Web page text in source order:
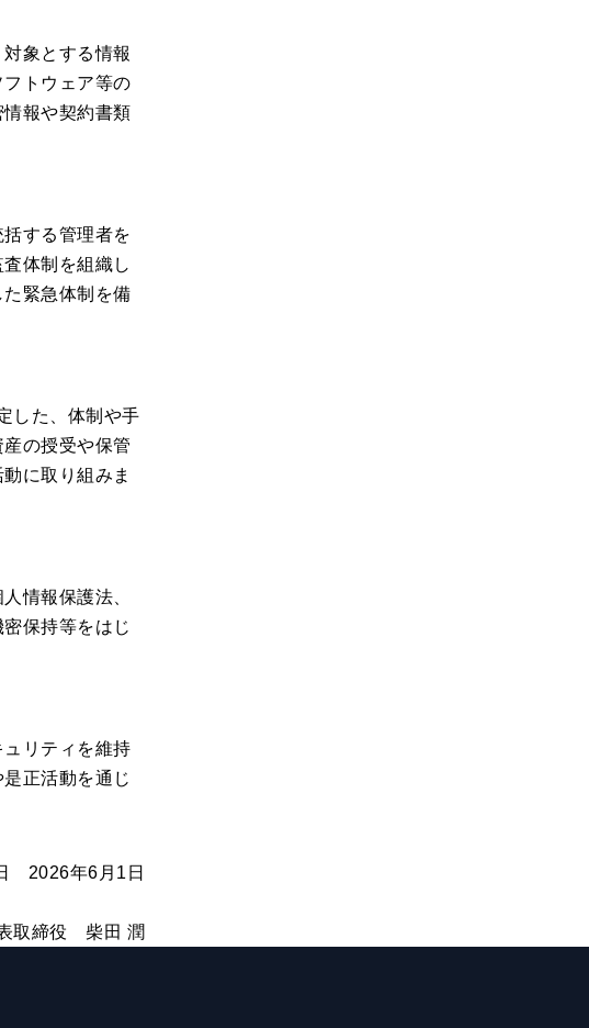
象とする情報
トウェア等の
報や契約書類
する管理者を
体制を組織し
緊急体制を備
した、体制や手
の授受や保管
に取り組みま
情報保護法、
保持等をはじ
リティを維持
正活動を通じ
2026年6月1日
取締役 柴田 潤